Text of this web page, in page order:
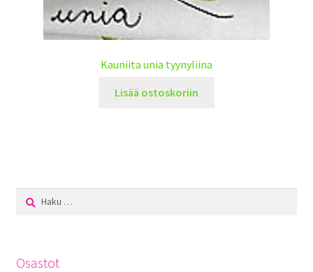
Kauniita unia tyynyliina
Lisää ostoskoriin
Haku:
Osastot